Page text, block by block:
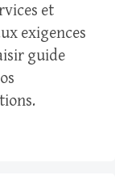
et
exigences
guide